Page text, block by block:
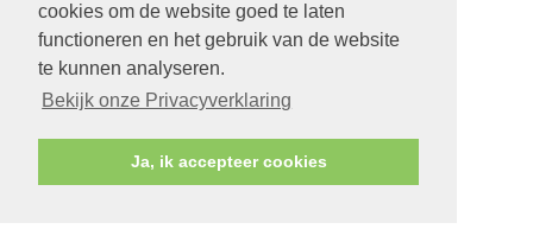
cookies om de website goed te laten
functioneren en het gebruik van de website
te kunnen analyseren.
Bekijk onze Privacyverklaring
Ja, ik accepteer cookies